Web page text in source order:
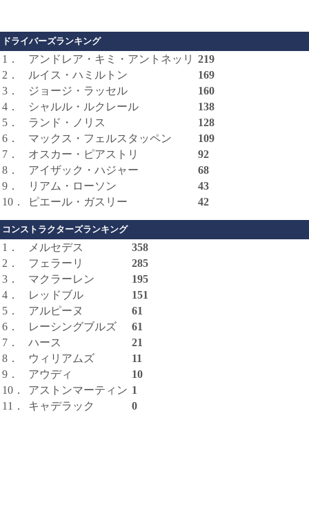
ドライバーズランキング
1． アンドレア・キミ・アントネッリ 219
2．
ルイス・ハミルトン
169
3．
ジョージ・ラッセル
160
4．
シャルル・ルクレール
138
5．
ランド・ノリス
128
6．
マックス・フェルスタッペン
109
7．
オスカー・ピアストリ
92
8．
アイザック・ハジャー
68
9．
リアム・ローソン
43
10．
ピエール・ガスリー 42
コンストラクターズランキング
1． メルセデス
358
2．
フェラーリ
285
3．
マクラーレン
195
4．
レッドブル
151
5．
アルピーヌ
61
6．
レーシングブルズ
61
7．
ハース
21
8．
ウィリアムズ
11
9．
アウディ
10
10．
アストンマーティン 1
11．
キャデラック 0